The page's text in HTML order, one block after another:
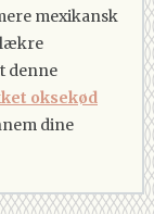
mexikansk
lækre
denne
oksekød
dine